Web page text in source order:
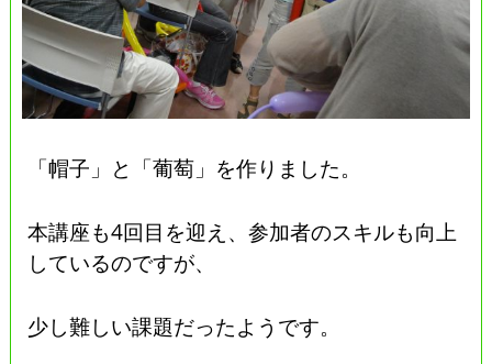
「帽子」と「葡萄」を作りました。
本講座も4回目を迎え、参加者のスキルも向上
しているのですが、
少し難しい課題だったようです。